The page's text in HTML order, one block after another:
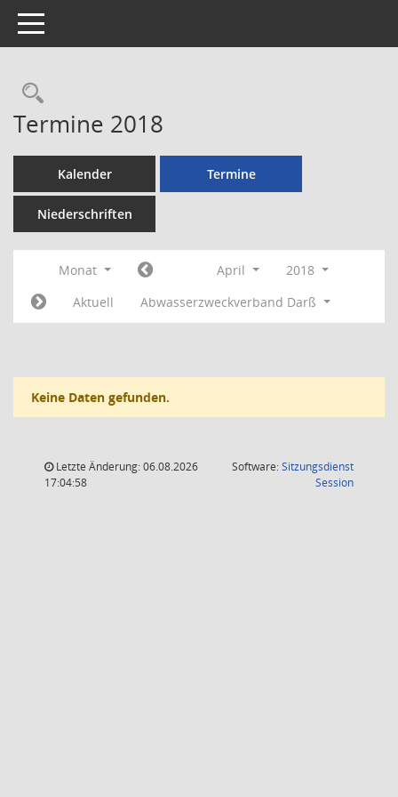
Toggle navigation
Rechercheauswahl
Termine 2018
Kalender Termine
Niederschriften
Monat April
2018
Aktuell
Abwasserzweckverband Darß
Keine Daten gefunden.
Letzte Änderung: 06.08.2026
17:04:58
Software:Sitzungsdienst
Session(Wird in